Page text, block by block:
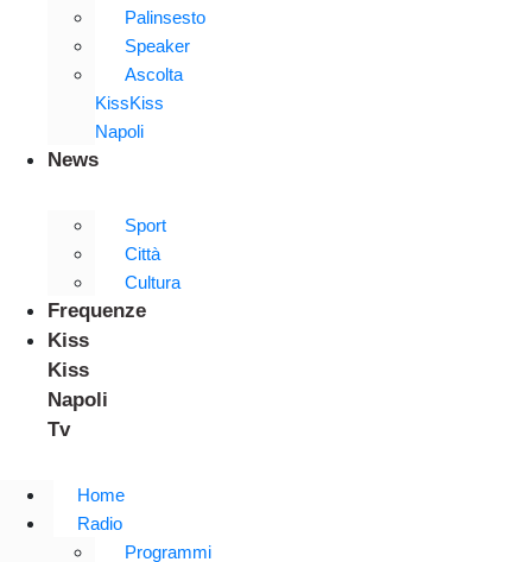
Palinsesto
Speaker
Ascolta
KissKiss
Napoli
News
Sport
Città
Cultura
Frequenze
Kiss
Kiss
Napoli
Tv
Home
Radio
Programmi